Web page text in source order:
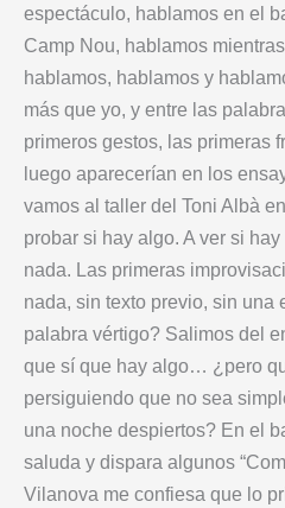
espectáculo, hablamos en el
Camp Nou, hablamos
hablamos, hablamos y
más que yo, y entre las
primeros gestos, las primeras
luego aparecerían en los
vamos al taller del Toni Albà
probar si hay algo. A ver si
nada. Las primeras
nada, sin texto previo, sin
palabra vértigo? Salimos del
que sí que hay algo… ¿pero
persiguiendo que no sea
una noche despiertos? En el
saluda y dispara algunos
Vilanova me confiesa que lo